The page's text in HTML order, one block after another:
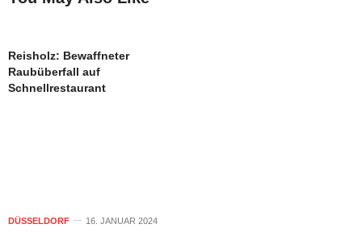
Reisholz: Bewaffneter
Raubüberfall auf
Schnellrestaurant
DÜSSELDORF 16. JANUAR 2024